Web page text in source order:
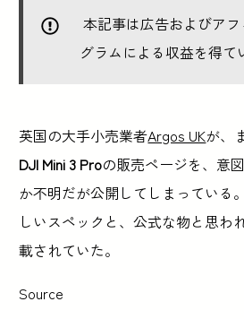
本記事は広告およびア
グラムによる収益を得て
英国の大手小売業者Argos UKが、
DJI Mini 3 Proの販売ページを、意
か不明だが公開してしまっている
しいスペックと、公式な物と思わ
載されていた。
Source